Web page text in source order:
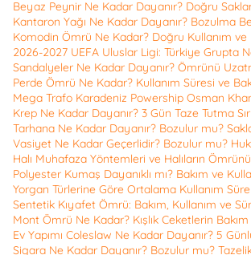
Beyaz Peynir Ne Kadar Dayanır? Doğru
Kantaron Yağı Ne Kadar Dayanır? Bozulma
Komodin Ömrü Ne Kadar? Doğru Kullanım ve
2026-2027 UEFA Uluslar Ligi: Türkiye Grupta
Sandalyeler Ne Kadar Dayanır? Ömrünü
Perde Ömrü Ne Kadar? Kullanım Süresi ve
Mega Trafo Karadeniz Powership Osman
Krep Ne Kadar Dayanır? 3 Gün Taze Tutma
Tarhana Ne Kadar Dayanır? Bozulur mu?
Vasiyet Ne Kadar Geçerlidir? Bozulur mu?
Halı Muhafaza Yöntemleri ve Halıların
Polyester Kumaş Dayanıklı mı? Bakım ve
Yorgan Türlerine Göre Ortalama Kullanım
Sentetik Kıyafet Ömrü: Bakım, Kullanım ve
Mont Ömrü Ne Kadar? Kışlık Ceketlerin
Ev Yapımı Coleslaw Ne Kadar Dayanır? 5
Sigara Ne Kadar Dayanır? Bozulur mu?